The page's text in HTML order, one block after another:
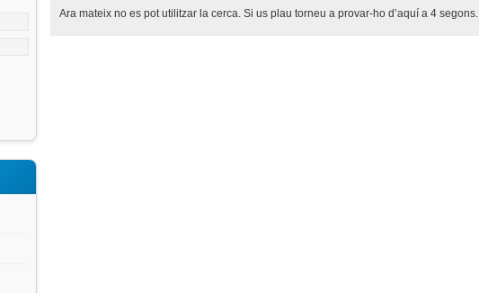
Ara mateix no es pot utilitzar la cerca. Si us plau torneu a provar-ho d’aquí a 4 segons.